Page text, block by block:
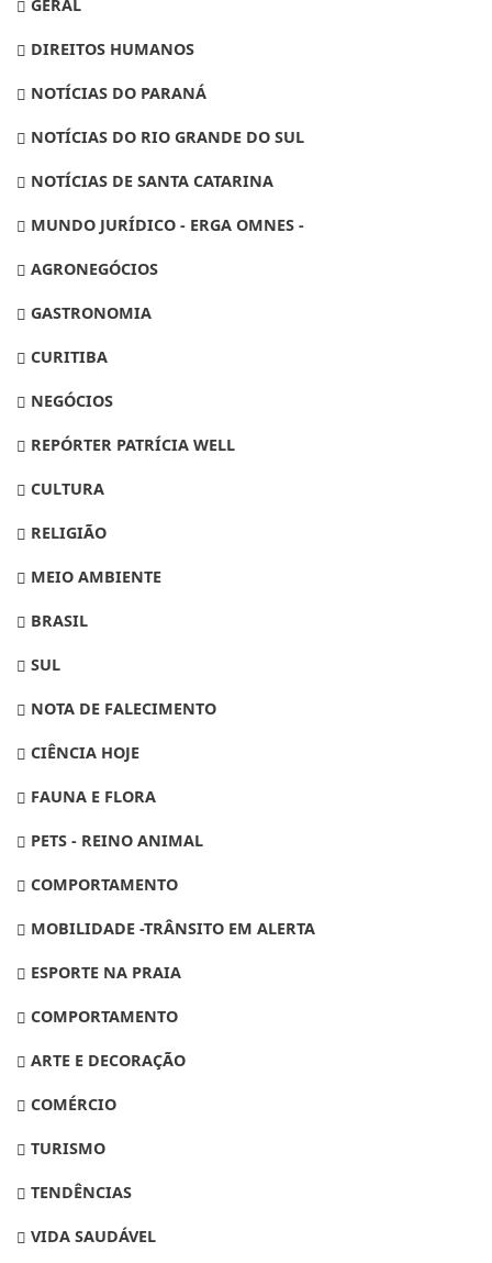
GERAL
DIREITOS HUMANOS
NOTÍCIAS DO PARANÁ
NOTÍCIAS DO RIO GRANDE DO SUL
NOTÍCIAS DE SANTA CATARINA
MUNDO JURÍDICO - ERGA OMNES -
AGRONEGÓCIOS
GASTRONOMIA
CURITIBA
NEGÓCIOS
REPÓRTER PATRÍCIA WELL
CULTURA
RELIGIÃO
MEIO AMBIENTE
BRASIL
SUL
NOTA DE FALECIMENTO
CIÊNCIA HOJE
FAUNA E FLORA
PETS - REINO ANIMAL
COMPORTAMENTO
MOBILIDADE -TRÂNSITO EM ALERTA
ESPORTE NA PRAIA
COMPORTAMENTO
ARTE E DECORAÇÃO
COMÉRCIO
TURISMO
TENDÊNCIAS
VIDA SAUDÁVEL